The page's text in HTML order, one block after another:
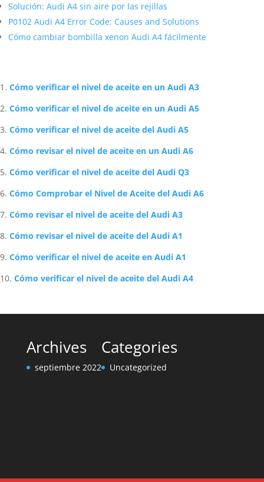
Solución: Audi A4 sin aire por las rejillas
P0102 Audi A4 Error Code: Causes and Solutions
Cómo cambiar bombilla xenon Audi A4 fácilmente
Cómo verificar el nivel de aceite en un Audi A3
Cómo verificar el nivel de aceite en un Audi A5
Cómo verificar el nivel de aceite del Audi A5
Cómo revisar el nivel de aceite en un Audi A6
Cómo verificar el nivel de aceite del Audi Q3
Cómo Comprobar el Nivel de Aceite del Audi A6
Cómo revisar el nivel de aceite del Audi A3
Cómo revisar el nivel de aceite del Audi A1
Cómo verificar el nivel de aceite en Audi A1
Cómo verificar el nivel de aceite del Audi A4
Archives
septiembre 2022
Categories
Uncategorized